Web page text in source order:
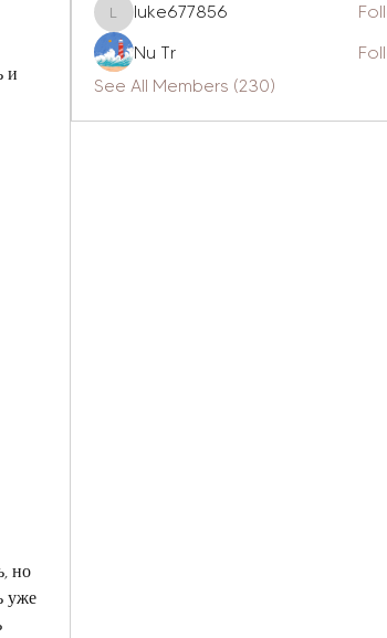
и
но
уже
luke677856
luke677856
Nu Tr
See All Members (230)